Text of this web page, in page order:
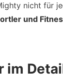
nicht für
und
im